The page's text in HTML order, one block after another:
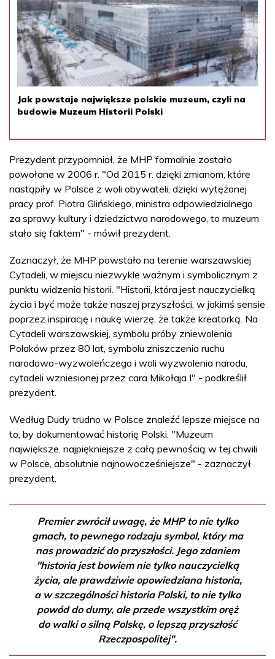
Jak powstaje największe polskie muzeum, czyli na
budowie Muzeum Historii Polski
Prezydent przypomniał, że MHP formalnie zostało
powołane w 2006 r. "Od 2015 r. dzięki zmianom, które
nastąpiły w Polsce z woli obywateli, dzięki wytężonej
pracy prof. Piotra Glińskiego, ministra odpowiedzialnego
za sprawy kultury i dziedzictwa narodowego, to muzeum
stało się faktem" - mówił prezydent.
Zaznaczył, że MHP powstało na terenie warszawskiej
Cytadeli, w miejscu niezwykle ważnym i symbolicznym z
punktu widzenia historii. "Historii, która jest nauczycielką
życia i być może także naszej przyszłości, w jakimś sensie
poprzez inspirację i naukę wierzę, że także kreatorką. Na
Cytadeli warszawskiej, symbolu próby zniewolenia
Polaków przez 80 lat, symbolu zniszczenia ruchu
narodowo-wyzwoleńczego i woli wyzwolenia narodu,
cytadeli wzniesionej przez cara Mikołaja I" - podkreślił
prezydent.
Według Dudy trudno w Polsce znaleźć lepsze miejsce na
to, by dokumentować historię Polski. "Muzeum
największe, najpiękniejsze z całą pewnością w tej chwili
w Polsce, absolutnie najnowocześniejsze" - zaznaczył
prezydent.
Premier zwrócił uwagę, że MHP to nie tylko
gmach, to pewnego rodzaju symbol, który ma
nas prowadzić do przyszłości. Jego zdaniem
"historia jest bowiem nie tylko nauczycielką
życia, ale prawdziwie opowiedziana historia,
a w szczególności historia Polski, to nie tylko
powód do dumy, ale przede wszystkim oręż
do walki o silną Polskę, o lepszą przyszłość
Rzeczpospolitej".